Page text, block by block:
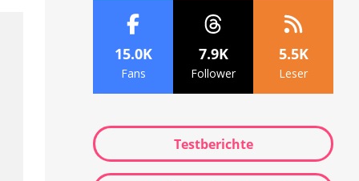
15.0K
Fans
7.9K
Follower
5.5K
Leser
Testberichte